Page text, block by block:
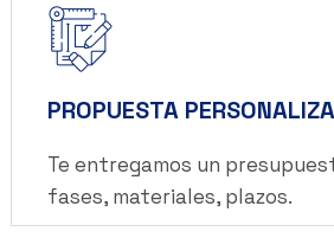
PROPUESTA
Te entregamos un
fases, materiales, plazos.